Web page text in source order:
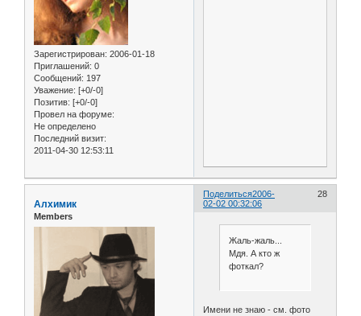
Зарегистрирован: 2006-01-18
Приглашений: 0
Сообщений: 197
Уважение: [+0/-0]
Позитив: [+0/-0]
Провел на форуме:
Не определено
Последний визит:
2011-04-30 12:53:11
Поделиться 28
2006-
02-02 00:32:06
Алхимик
Members
Жаль-жаль...
Мдя. А кто ж
фоткал?
Имени не знаю - см. фото